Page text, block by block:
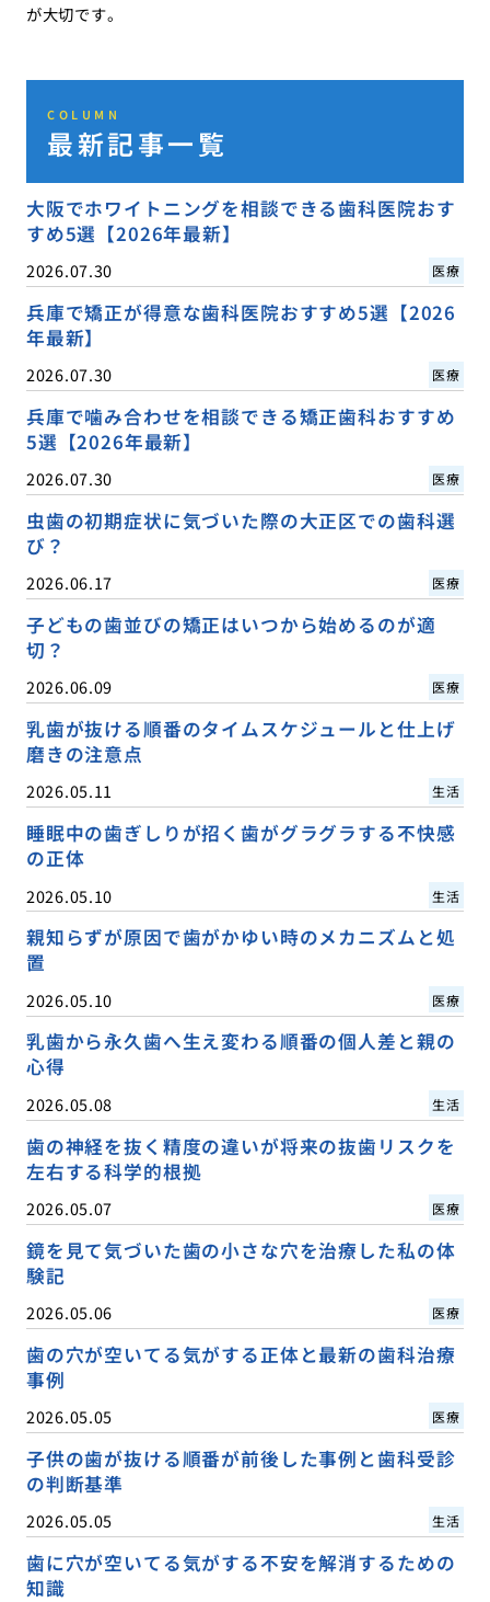
が大切です。
COLUMN
最新記事一覧
大阪でホワイトニングを相談できる歯科医院おす
すめ5選【2026年最新】
2026.07.30 医療
兵庫で矯正が得意な歯科医院おすすめ5選【2026
年最新】
2026.07.30 医療
兵庫で噛み合わせを相談できる矯正歯科おすすめ
5選【2026年最新】
2026.07.30 医療
虫歯の初期症状に気づいた際の大正区での歯科選
び？
2026.06.17 医療
子どもの歯並びの矯正はいつから始めるのが適
切？
2026.06.09 医療
乳歯が抜ける順番のタイムスケジュールと仕上げ
磨きの注意点
2026.05.11 生活
睡眠中の歯ぎしりが招く歯がグラグラする不快感
の正体
2026.05.10 生活
親知らずが原因で歯がかゆい時のメカニズムと処
置
2026.05.10 医療
乳歯から永久歯へ生え変わる順番の個人差と親の
心得
2026.05.08 生活
歯の神経を抜く精度の違いが将来の抜歯リスクを
左右する科学的根拠
2026.05.07 医療
鏡を見て気づいた歯の小さな穴を治療した私の体
験記
2026.05.06 医療
歯の穴が空いてる気がする正体と最新の歯科治療
事例
2026.05.05 医療
子供の歯が抜ける順番が前後した事例と歯科受診
の判断基準
2026.05.05 生活
歯に穴が空いてる気がする不安を解消するための
知識